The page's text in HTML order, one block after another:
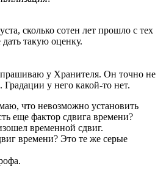
сколько сотен лет прошло с тех
такую оценку.
у Хранителя. Он точно не
Градации у него какой-то нет.
что невозможно установить
еще фактор сдвига времени?
временной сдвиг.
времени? Это те же серые